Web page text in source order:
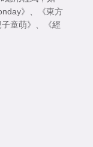
》 、
《東方
童萌》 、
《經